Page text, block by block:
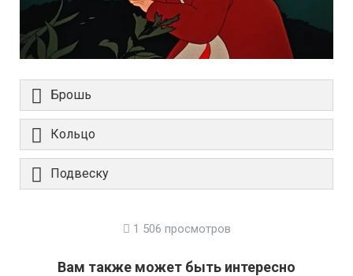
Брошь
Кольцо
Подвеску
1 506 просмотров
Вам также может быть интересно